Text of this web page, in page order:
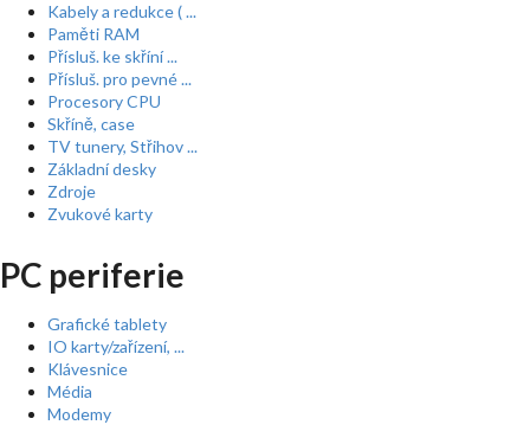
Kabely a redukce ( ...
Paměti RAM
Přísluš. ke skříní ...
Přísluš. pro pevné ...
Procesory CPU
Skříně, case
TV tunery, Střihov ...
Základní desky
Zdroje
Zvukové karty
PC periferie
Grafické tablety
IO karty/zařízení, ...
Klávesnice
Média
Modemy